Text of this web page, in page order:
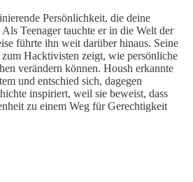
Persönlichkeit, die deine
Teenager tauchte er in die Welt der
führte ihn weit darüber hinaus. Seine
Hacktivisten zeigt, wie persönliche
verändern können. Housh erkannte
und entschied sich, dagegen
inspiriert, weil sie beweist, dass
zu einem Weg für Gerechtigkeit